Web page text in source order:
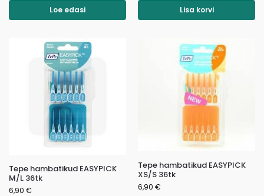
Loe edasi Lisa korvi
Tepe hambatikud EASYPICK
M/L 36tk
6,90 €
Tepe hambatikud EASYPICK
XS/S 36tk
6,90 €